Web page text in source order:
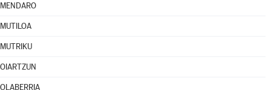
MENDARO
MUTILOA
MUTRIKU
OIARTZUN
OLABERRIA